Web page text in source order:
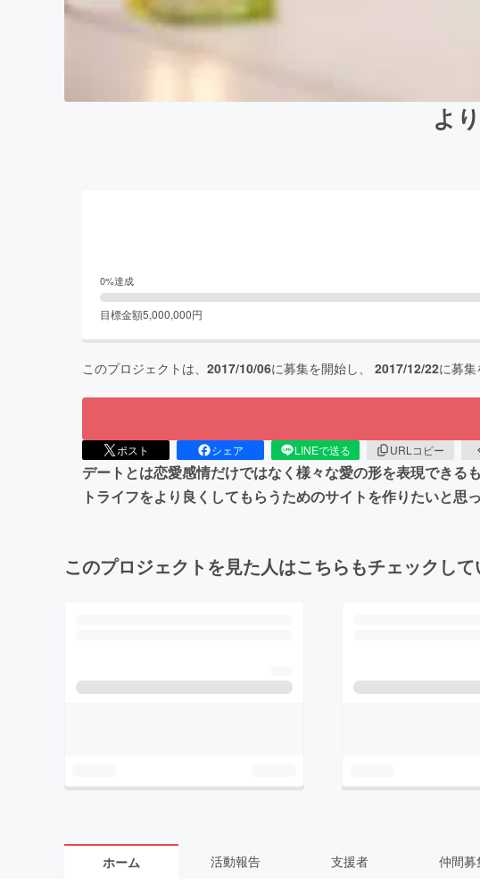
よ
0%達成
目標金額5,000,000円
このプロジェクトは、 2017/10/06に募集を開始し、 2017/12/22に募
ポスト シェア LINEで送る URLコピー
デートとは恋愛感情だけではなく様々な愛の形を表現でき
トライフをより良くしてもらうためのサイトを作りたいと思
このプロジェクトを見た人はこちらもチェックし
ホーム 活動報告 支援者 仲間募